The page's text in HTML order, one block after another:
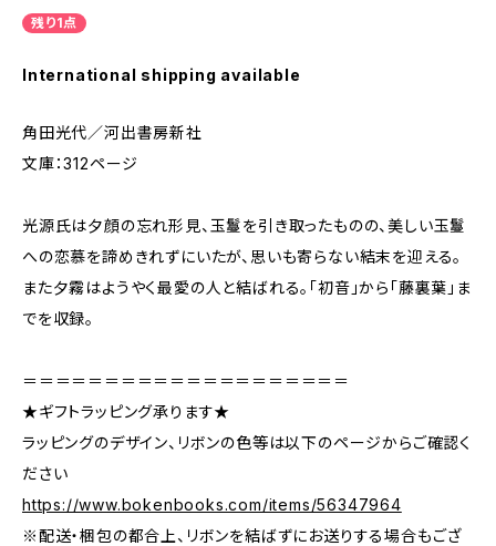
残り1点
International shipping available
角田光代／河出書房新社
文庫：312ページ
光源氏は夕顔の忘れ形見、玉鬘を引き取ったものの、美しい玉鬘
への恋慕を諦めきれずにいたが、思いも寄らない結末を迎える。
また夕霧はようやく最愛の人と結ばれる。「初音」から「藤裏葉」ま
でを収録。
＝＝＝＝＝＝＝＝＝＝＝＝＝＝＝＝＝＝＝＝
★ギフトラッピング承ります★
ラッピングのデザイン、リボンの色等は以下のページからご確認く
ださい
https://www.bokenbooks.com/items/56347964
※配送・梱包の都合上、リボンを結ばずにお送りする場合もござ